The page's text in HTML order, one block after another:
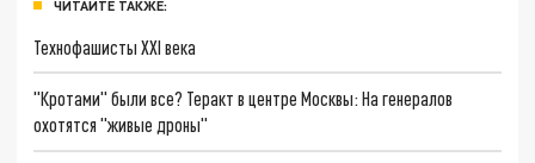
ЧИТАЙТЕ ТАКЖЕ:
Технофашисты XXI века
"Кротами" были все? Теракт в центре Москвы: На генералов
охотятся "живые дроны"